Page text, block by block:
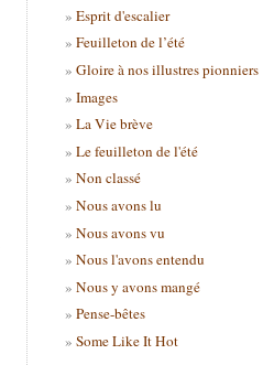
Esprit d'escalier
Feuilleton de l’été
Gloire à nos illustres pionniers
Images
La Vie brève
Le feuilleton de l'été
Non classé
Nous avons lu
Nous avons vu
Nous l'avons entendu
Nous y avons mangé
Pense-bêtes
Some Like It Hot